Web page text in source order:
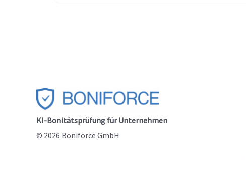
KI-Bonitätsprüfung für Unternehmen
© 2026 Boniforce GmbH